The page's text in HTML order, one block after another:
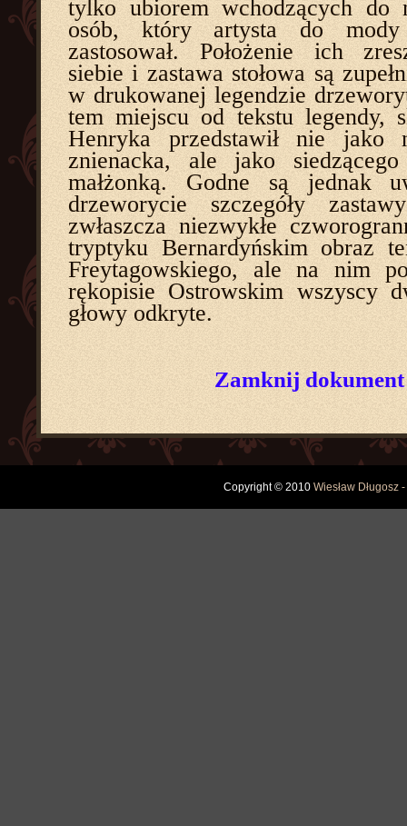
tylko ubiorem wchodzących do
osób, który artysta do
zastosował. Położenie ich
siebie i zastawa stołowa są
w drukowanej legendzie
tem miejscu od tekstu legendy,
Henryka przedstawił nie jako
znienacka, ale jako
małżonką. Godne są jednak
drzeworycie szczegóły
zwłaszcza niezwykłe
tryptyku Bernardyńskim obraz
Freytagowskiego, ale na nim
rękopisie Ostrowskim wszyscy
głowy odkryte.
Zamknij dokument
Copyright © 2010 Wiesław Długosz